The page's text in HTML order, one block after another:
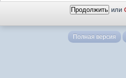
или
Полная версия